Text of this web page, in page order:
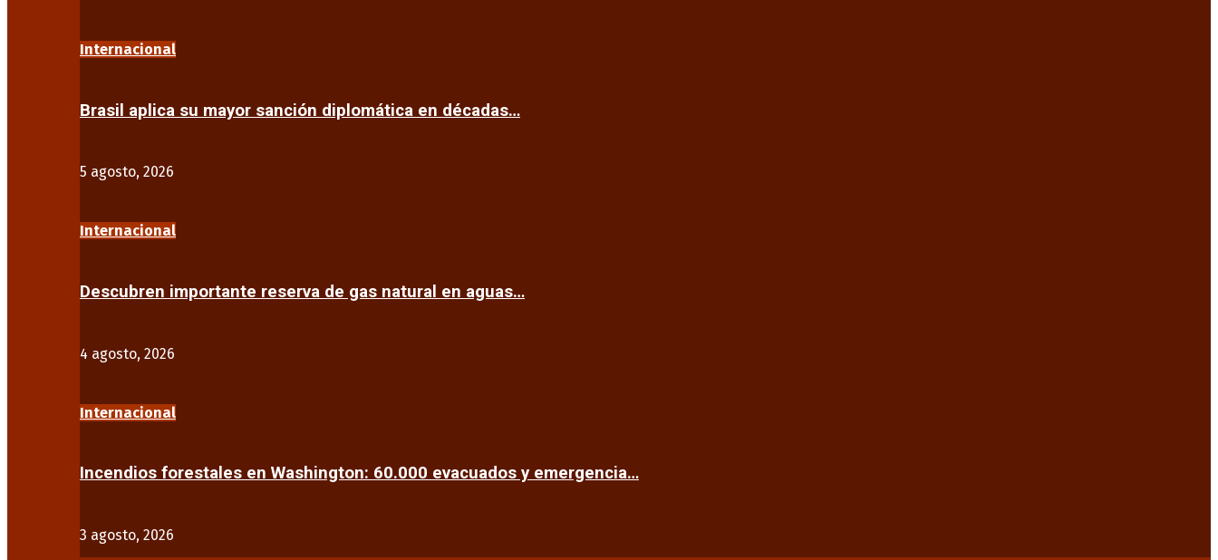
Internacional
Brasil aplica su mayor sanción diplomática en décadas…
5 agosto, 2026
Internacional
Descubren importante reserva de gas natural en aguas…
4 agosto, 2026
Internacional
Incendios forestales en Washington: 60.000 evacuados y emergencia…
3 agosto, 2026